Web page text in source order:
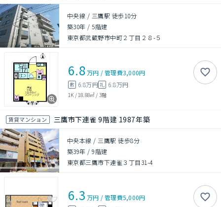
中央線 / 三鷹駅 徒歩10分
築30年 /5階建
東京都武蔵野市中町２丁目２８-５
6.8万円 /管理費3,000円
敷 6.8万円礼 6.8万円
1K / 18.88㎡ / 3階
賃貸マンション 三鷹市下連雀 9階建 1987年築
中央本線 / 三鷹駅 徒歩8分
築39年 /9階建
東京都三鷹市下連雀３丁目31-4
6.3 万円 /管理費5,000円